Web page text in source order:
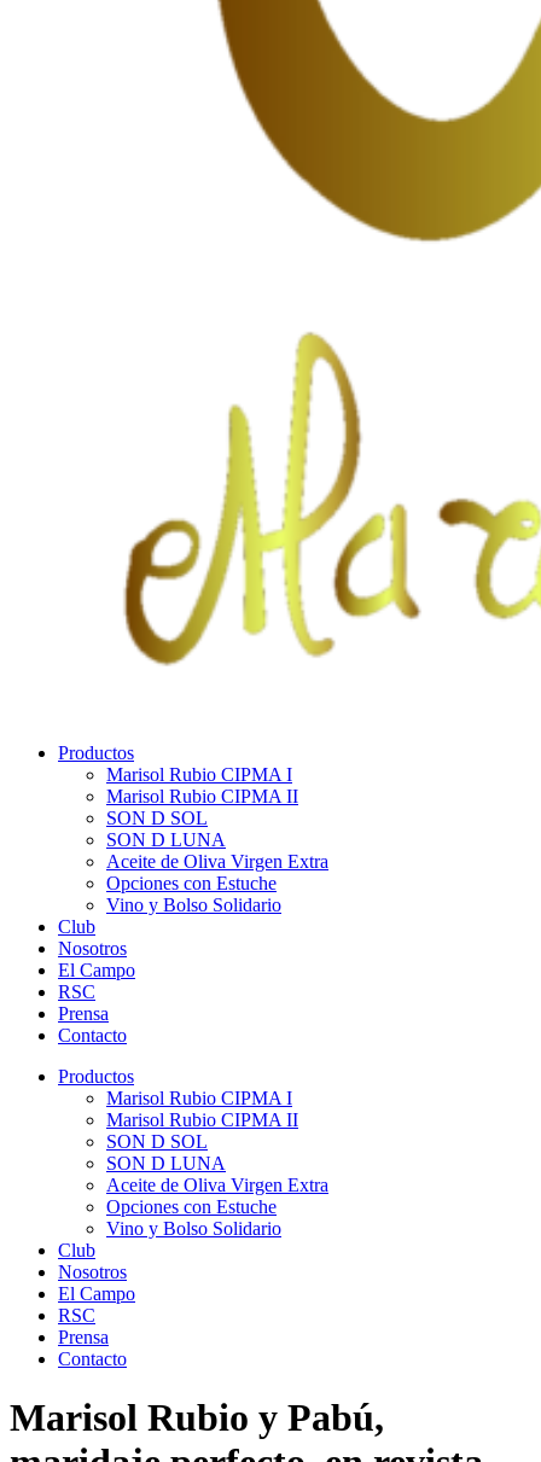
Productos
Marisol Rubio CIPMA I
Marisol Rubio CIPMA II
SON D SOL
SON D LUNA
Aceite de Oliva Virgen Extra
Opciones con Estuche
Vino y Bolso Solidario
Club
Nosotros
El Campo
RSC
Prensa
Contacto
Productos
Marisol Rubio CIPMA I
Marisol Rubio CIPMA II
SON D SOL
SON D LUNA
Aceite de Oliva Virgen Extra
Opciones con Estuche
Vino y Bolso Solidario
Club
Nosotros
El Campo
RSC
Prensa
Contacto
Marisol Rubio y Pabú,